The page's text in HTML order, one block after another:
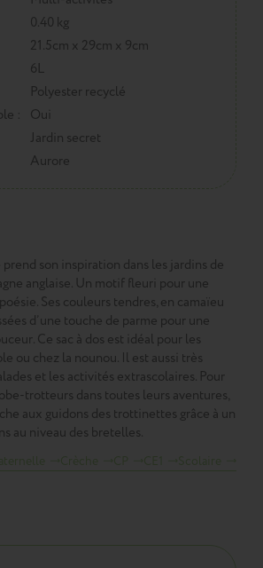
0.40 kg
21.5cm x 29cm x 9cm
6L
Polyester recyclé
:
Oui
Jardin secret
Aurore
prend son inspiration dans les jardins de
anglaise. Un motif fleuri pour une
Ses couleurs tendres, en camaïeu
d’une touche de parme pour une
Ce sac à dos est idéal pour les
ou chez la nounou. Il est aussi très
et les activités extrascolaires. Pour
trotteurs dans toutes leurs aventures,
aux guidons des trottinettes grâce à un
au niveau des bretelles.